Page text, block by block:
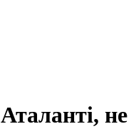
не